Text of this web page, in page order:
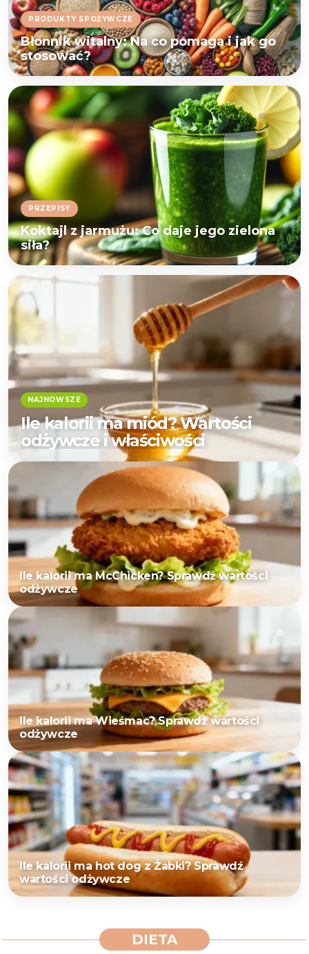
PRODUKTY SPOŻYWCZE
Błonnik witalny: Na co pomaga i jak go
stosować?
PRZEPISY
Koktajl z jarmużu: Co daje jego zielona
siła?
Ile kalorii ma miód? Wartości
odżywcze i właściwości
Ile kalorii ma McChicken? Sprawdź wartości
odżywcze
Ile kalorii ma Wieśmac? Sprawdź wartości
odżywcze
Ile kalorii ma hot dog z Żabki? Sprawdź
wartości odżywcze
DIETA